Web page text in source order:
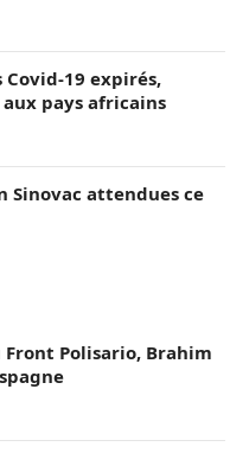
Covid-19 expirés,
aux pays africains
Sinovac attendues ce
Polisario, Brahim